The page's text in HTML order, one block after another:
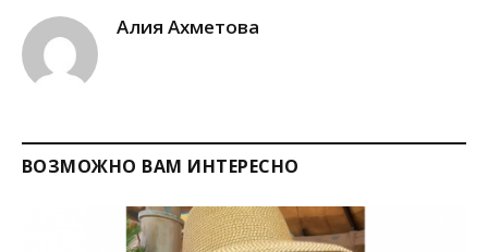
Алия Ахметова
ВОЗМОЖНО ВАМ ИНТЕРЕСНО